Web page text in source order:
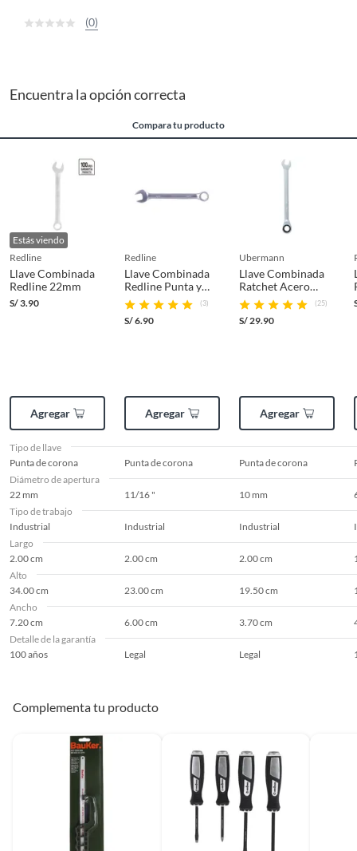
(0)
Encuentra la opción correcta
Compara tu producto
Estás viendo
redline
Llave Combinada
Redline 22mm
S/3.90
Agregar
redline
Llave Combinada
Redline Punta y
Corona 11/16''
(3)
S/6.90
Agregar
ubermann
Llave Combinada
Ratchet Acero
Ubermann 10mm
(25)
S/29.90
Agregar
Tipo de llave
Punta de corona
Punta de corona Punta de corona
Diámetro de apertura
22 mm
11/16 " 10 mm
Tipo de trabajo
Industrial
Industrial Industrial
Largo
2.00 cm
2.00 cm 2.00 cm
Alto
34.00 cm
23.00 cm 19.50 cm
Ancho
7.20 cm
6.00 cm 3.70 cm
Detalle de la garantía
100 años
Legal Legal
Complementa tu producto